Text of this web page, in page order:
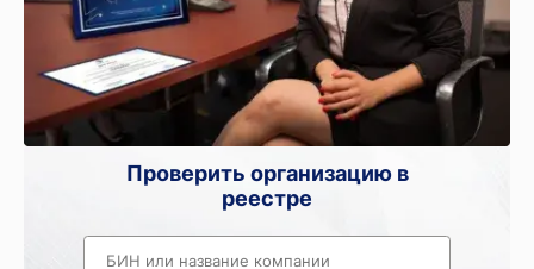
Проверить организацию в
реестре